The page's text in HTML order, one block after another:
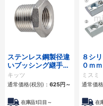
ステンレス鋼製径違
いブッシング継手ね
じ込み
キッツ
通常価格(税別)： 625円 ～
在庫品1日目～
８シ
０ｍ
フレ
ネナ
ミスミ
通常価
在